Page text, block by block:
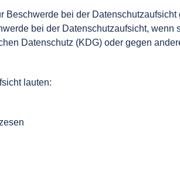
Beschwerde bei der
bei der Datenschutzaufsicht,
Datenschutz (KDG) oder gegen
lauten: